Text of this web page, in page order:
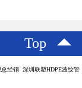
Top
经销 深圳联塑HDPE波纹管